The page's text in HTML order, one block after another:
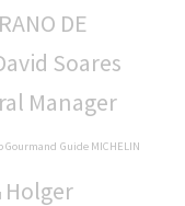
DE
Soares
Manager
Gourmand Guide MICHELIN
Holger